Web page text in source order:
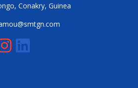
Conakry, Guinea